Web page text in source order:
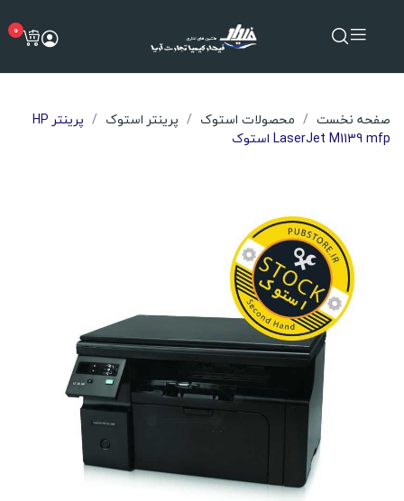
0
صفحه نخست محصولات استوک پرینتر استوک
پرینتر HP
LaserJet M1139 mfp استوک